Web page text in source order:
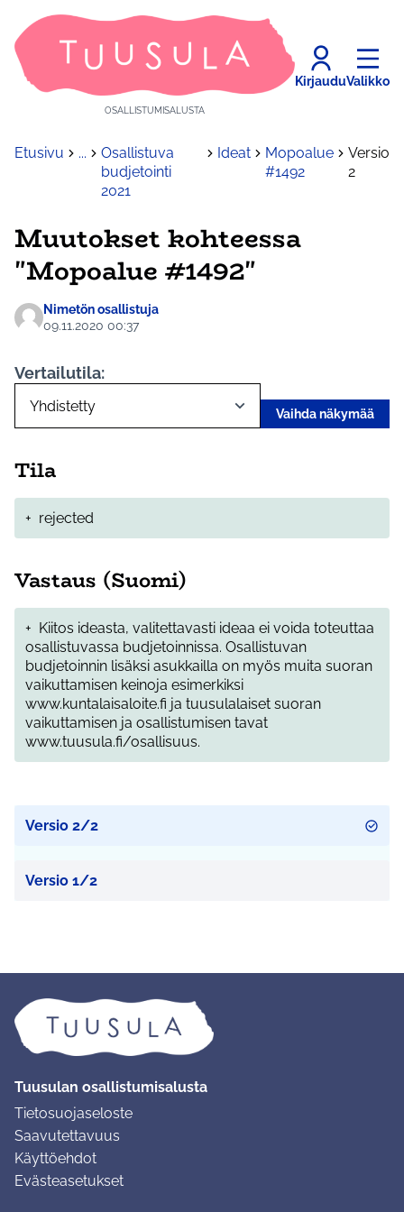
OSALLISTUMISALUSTA
KirjauduValikko
Etusivu ...
Osallistuva
budjetointi
2021
Ideat
Mopoalue
#1492
Versio
2
Muutokset kohteessa
"Mopoalue #1492"
Nimetön osallistuja
09.11.2020 00:37
Vertailutila:
Vaihda näkymää
Tila
+ rejected
Vastaus (Suomi)
+ Kiitos ideasta, valitettavasti ideaa ei voida toteuttaa
osallistuvassa budjetoinnissa. Osallistuvan
budjetoinnin lisäksi asukkailla on myös muita suoran
vaikuttamisen keinoja esimerkiksi
www.kuntalaisaloite.fi ja tuusulalaiset suoran
vaikuttamisen ja osallistumisen tavat
www.tuusula.fi/osallisuus.
Versio 2/2
Versio 1/2
Tuusulan osallistumisalusta
Tietosuojaseloste
Saavutettavuus
Käyttöehdot
Evästeasetukset